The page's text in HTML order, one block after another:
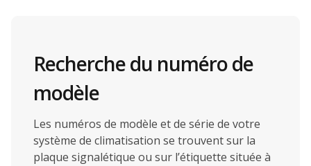
Recherche du numéro de
modèle
Les numéros de modèle et de série de votre
système de climatisation se trouvent sur la
plaque signalétique ou sur l’étiquette située à